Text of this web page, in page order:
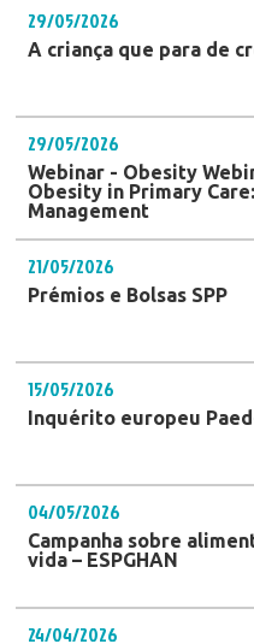
29/05/2026
A criança que para de
29/05/2026
Webinar - Obesity
Obesity in Primary
Management
21/05/2026
Prémios e Bolsas SPP
15/05/2026
Inquérito europeu
04/05/2026
Campanha sobre
vida – ESPGHAN
24/04/2026